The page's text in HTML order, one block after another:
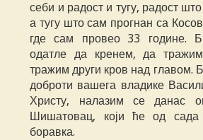
себи и радост и тугу, радост
а тугу што сам прогнан са
где сам провео 33 године.
одатле да кренем, да
тражим други кров над главом.
доброти вашега владике
Христу, налазим се данас
Шишатовац, који ће од сада
боравка.